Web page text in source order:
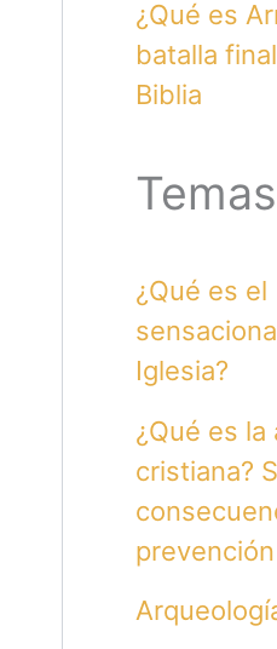
¿Qué es
batalla
Biblia
Temas
¿Qué es el
Iglesia?
¿Qué es la
cristiana?
prevención